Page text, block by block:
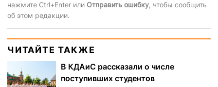
нажмите Ctrl+Enter или Отправить ошибку, чтобы сообщить
об этом редакции.
ЧИТАЙТЕ ТАКЖЕ
В КДАиС рассказали о числе
поступивших студентов